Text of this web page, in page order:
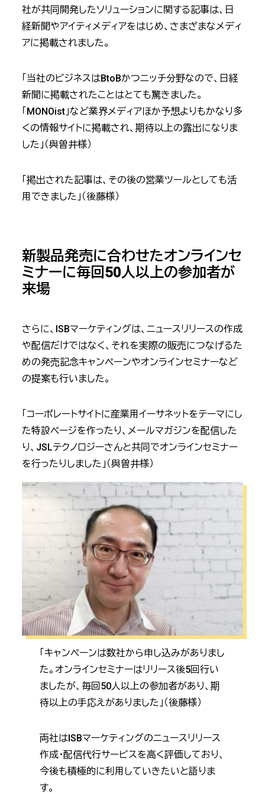
社が共同開発したソリューションに関する記事は、日
経新聞やアイティメディアをはじめ、さまざまなメディ
アに掲載されました。
「当社のビジネスはBtoBかつニッチ分野なので、日経
新聞に掲載されたことはとても驚きました。
「MONOist」など業界メディアほか予想よりもかなり多
くの情報サイトに掲載され、期待以上の露出になりま
した」（與曽井様）
「掲出された記事は、その後の営業ツールとしても活
用できました」（後藤様）
新製品発売に合わせたオンラインセ
ミナーに毎回50人以上の参加者が
来場
さらに、ISBマーケティングは、ニュースリリースの作成
や配信だけではなく、それを実際の販売につなげるた
めの発売記念キャンペーンやオンラインセミナーなど
の提案も行いました。
「コーポレートサイトに産業用イーサネットをテーマにし
た特設ページを作ったり、メールマガジンを配信した
り、JSLテクノロジーさんと共同でオンラインセミナー
を行ったりしました」（與曽井様）
「キャンペーンは数社から申し込みがありまし
た。オンラインセミナーはリリース後5回行い
ましたが、毎回50人以上の参加者があり、期
待以上の手応えがありました」（後藤様）
両社はISBマーケティングのニュースリリース
作成・配信代行サービスを高く評価しており、
今後も積極的に利用していきたいと語りま
す。